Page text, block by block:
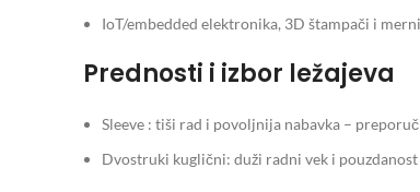
IoT/embedded elektronika, 3D štampači i
Prednosti i izbor ležajeva
Sleeve : tiši rad i povoljnija nabavka –
Dvostruki kuglični: duži radni vek i